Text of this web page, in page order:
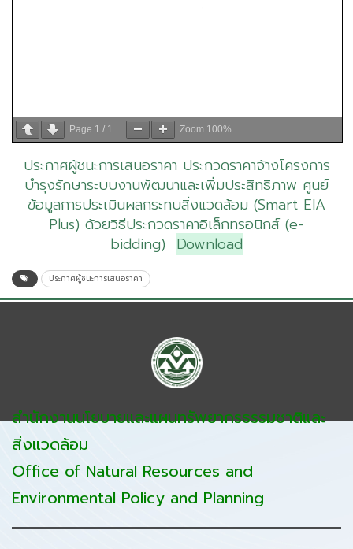
Page 1 / 1 Zoom 100%
ประกาศผู้ชนะการเสนอราคา ประกวดราคาจ้างโครงการ
บำรุงรักษาระบบงานพัฒนาและเพิ่มประสิทธิภาพ ศูนย์
ข้อมูลการประเมินผลกระทบสิ่งแวดล้อม (Smart EIA
Plus) ด้วยวิธีประกวดราคาอิเล็กทรอนิกส์ (e-
bidding) Download
ประกาศผู้ชนะการเสนอราคา
สำนักงานนโยบายและแผนทรัพยากรธรรมชาติและ
สิ่งแวดล้อม
Office of Natural Resources and
Environmental Policy and Planning